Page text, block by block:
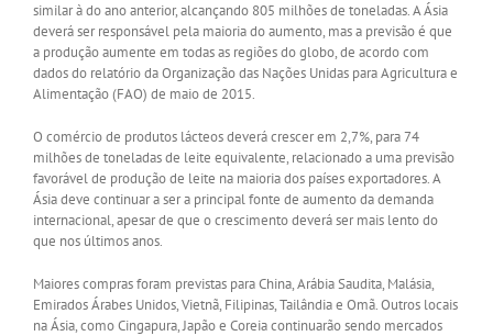
similar à do ano anterior, alcançando 805 milhões de toneladas. A Ásia
deverá ser responsável pela maioria do aumento, mas a previsão é que
a produção aumente em todas as regiões do globo, de acordo com
dados do relatório da Organização das Nações Unidas para Agricultura e
Alimentação (FAO) de maio de 2015.
O comércio de produtos lácteos deverá crescer em 2,7%, para 74
milhões de toneladas de leite equivalente, relacionado a uma previsão
favorável de produção de leite na maioria dos países exportadores. A
Ásia deve continuar a ser a principal fonte de aumento da demanda
internacional, apesar de que o crescimento deverá ser mais lento do
que nos últimos anos.
Maiores compras foram previstas para China, Arábia Saudita, Malásia,
Emirados Árabes Unidos, Vietnã, Filipinas, Tailândia e Omã. Outros locais
na Ásia, como Cingapura, Japão e Coreia continuarão sendo mercados